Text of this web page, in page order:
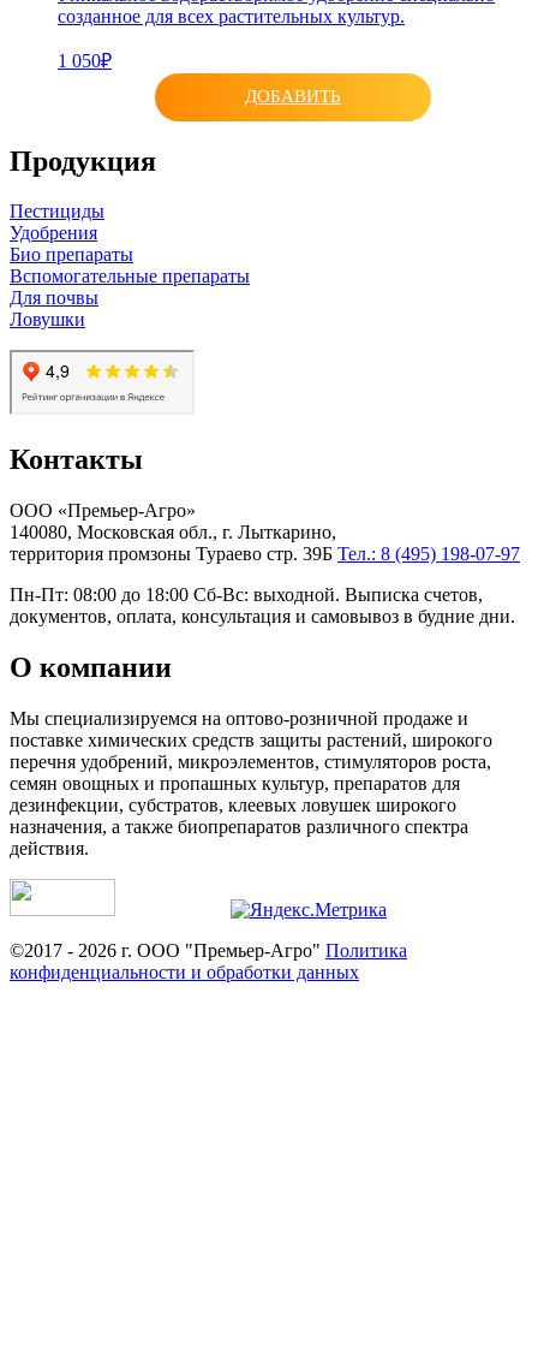
созданное для всех растительных культур.
1 050₽
ДОБАВИТЬ
Продукция
Пестициды
Удобрения
Био препараты
Вспомогательные препараты
Для почвы
Ловушки
Контакты
ООО «Премьер-Агро»
140080, Московская обл., г. Лыткарино,
территория промзоны Тураево стр. 39Б Тел.: 8 (495) 198-07-97
Пн-Пт: 08:00 до 18:00 Сб-Вс: выходной. Выписка счетов,
документов, оплата, консультация и самовывоз в будние дни.
О компании
Мы специализируемся на оптово-розничной продаже и
поставке химических средств защиты растений, широкого
перечня удобрений, микроэлементов, стимуляторов роста,
семян овощных и пропашных культур, препаратов для
дезинфекции, субстратов, клеевых ловушек широкого
назначения, а также биопрепаратов различного спектра
действия.
©2017 - 2026 г. ООО "Премьер-Агро" Политика
конфиденциальности и обработки данных